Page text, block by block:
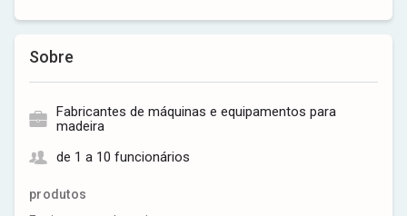
Sobre
Fabricantes de máquinas e equipamentos para
madeira
de 1 a 10 funcionários
produtos